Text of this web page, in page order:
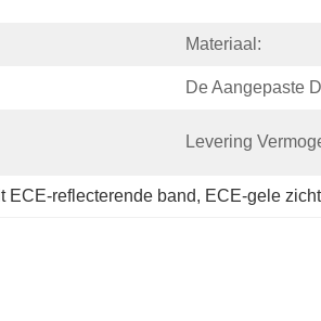
Materiaal:
De Aangepaste
Levering
ECE-reflecterende band, ECE-gele